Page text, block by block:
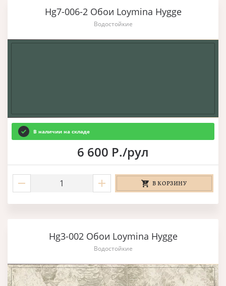
Hg7-006-2 Обои Loymina Hygge
Водостойкие
В наличии на складе
6 600 Р./рул
В КОРЗИНУ
Hg3-002 Обои Loymina Hygge
Водостойкие